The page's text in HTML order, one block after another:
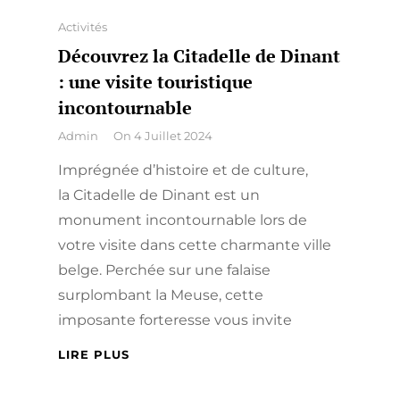
Categories
Activités
Découvrez la Citadelle de Dinant
: une visite touristique
incontournable
By
Admin On 4 Juillet 2024
Imprégnée d’histoire et de culture,
la Citadelle de Dinant est un
monument incontournable lors de
votre visite dans cette charmante ville
belge. Perchée sur une falaise
surplombant la Meuse, cette
imposante forteresse vous invite
LIRE PLUS